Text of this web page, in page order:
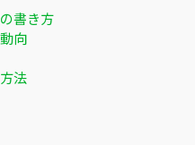
書き方
向
法